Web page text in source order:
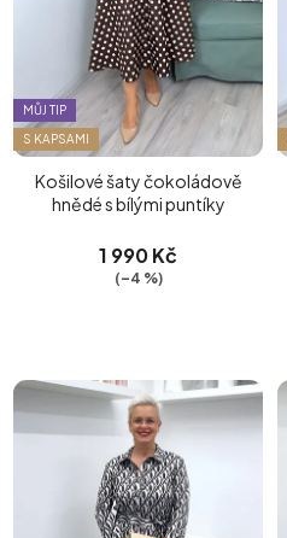
MŮJ TIP
S KAPSAMI
Košilové šaty čokoládově
hnědé s bílými puntíky
1 990 Kč
(–4 %)